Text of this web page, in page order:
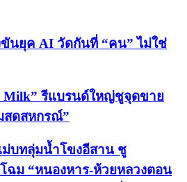
ขันยุค AI วัดกันที่ “คน” ไม่ใช่
Milk” รีแบรนด์ใหญ่ชูจุดขาย
สดสหกรณ์”
บทลุ่มน้ำโขงอีสาน ชู
ฉม “หนองหาร-ห้วยหลวงตอน